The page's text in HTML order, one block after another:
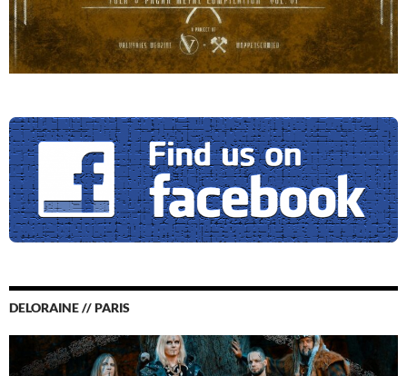
DELORAINE // PARIS